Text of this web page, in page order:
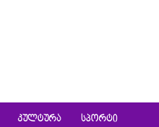
ᲙᲣᲚᲢᲣᲠᲐ ᲡᲞᲝᲠᲢᲘ